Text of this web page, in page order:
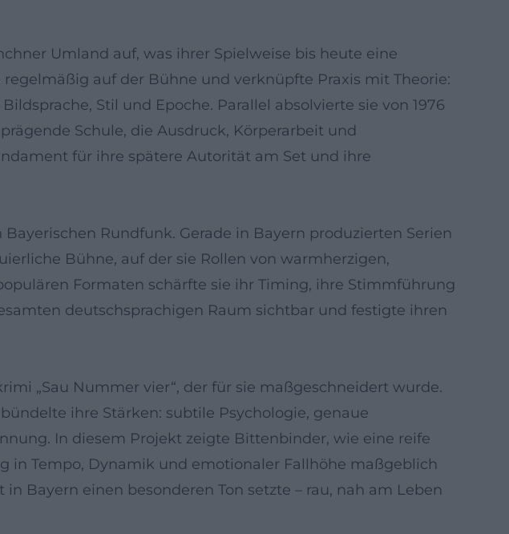
Umland auf, was ihrer Spielweise bis heute eine
auf der Bühne und verknüpfte Praxis mit Theorie:
Stil und Epoche. Parallel absolvierte sie von 1976
Schule, die Ausdruck, Körperarbeit und
für ihre spätere Autorität am Set und ihre
Rundfunk. Gerade in Bayern produzierten Serien
Bühne, auf der sie Rollen von warmherzigen,
Formaten schärfte sie ihr Timing, ihre Stimmführung
deutschsprachigen Raum sichtbar und festigte ihren
„Sau Nummer vier“, der für sie maßgeschneidert wurde.
ihre Stärken: subtile Psychologie, genaue
In diesem Projekt zeigte Bittenbinder, wie eine reife
in Tempo, Dynamik und emotionaler Fallhöhe maßgeblich
Bayern einen besonderen Ton setzte – rau, nah am Leben